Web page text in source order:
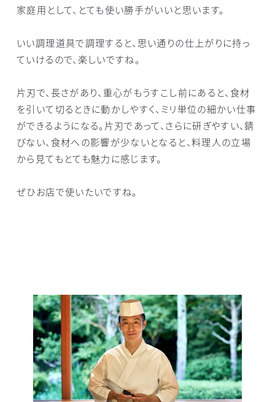
家庭用として、とても使い勝手がいいと思います。
いい調理道具で調理すると、思い通りの仕上がりに持っ
ていけるので、楽しいですね。
片刃で、長さがあり、重心がもうすこし前にあると、食材
を引いて切るときに動かしやすく、ミリ単位の細かい仕事
ができるようになる。片刃であって、さらに研ぎやすい、錆
びない、食材への影響が少ないとなると、料理人の立場
から見てもとても魅力に感じます。
ぜひお店で使いたいですね。